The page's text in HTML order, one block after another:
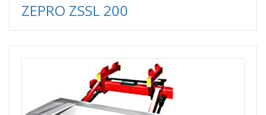
ZEPRO ZSSL 200